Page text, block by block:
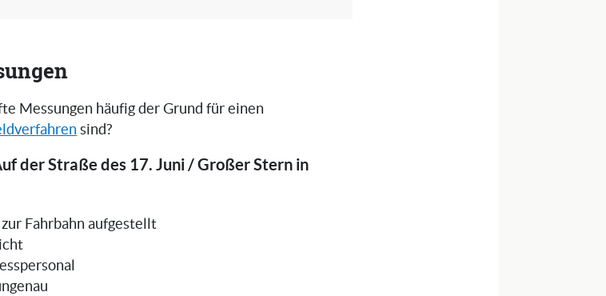
Messungen häufig der Grund für einen
sind?
der Straße des 17. Juni / Großer Stern in
Fahrbahn aufgestellt